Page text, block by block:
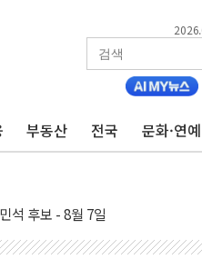
부동산 전국 문화·연예
거래일 랠리 '마침표'
막바지.."美와 직접 협상 없어"
…주택 공급 대책 막바지 조율할 듯